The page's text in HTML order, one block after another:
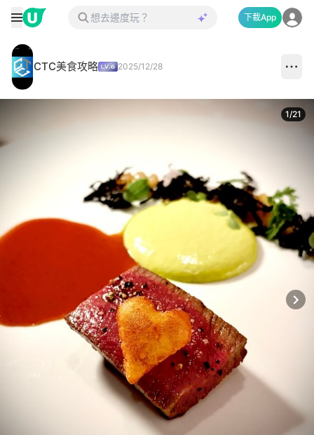
下載App
CTC美食攻略 2025/12/28
1/21